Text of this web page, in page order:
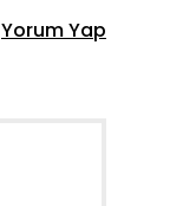
Yorum Yap